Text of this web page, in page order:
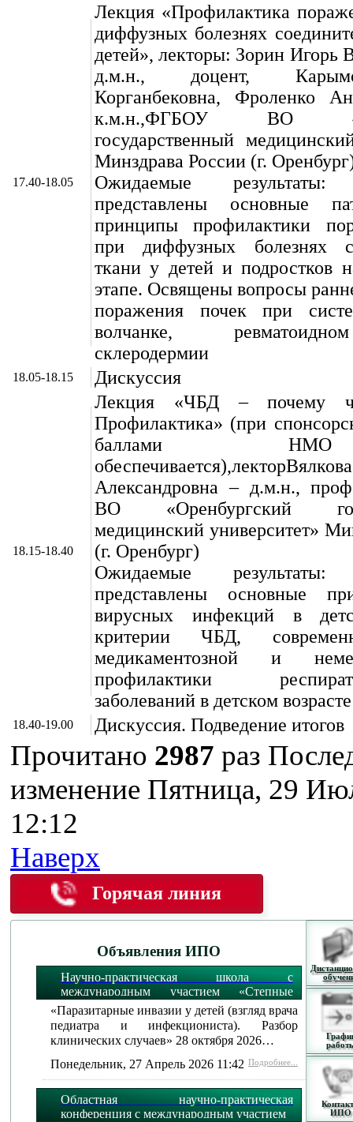
17.40-18.05
Лекция «Профилактика
диффузных болезнях
детей», лекторы: Зорин Игорь
д.м.н., доцент,
Корганбековна, Фроленко
к.м.н.,ФГБОУ ВО
государственный
Минздрава России (г.
Ожидаемые
представлены основные
принципы профилактики
при диффузных болезнях
ткани у детей и подростков
этапе. Освящены вопросы
поражения почек при
волчанке,
склеродермии
18.05-18.15 Дискуссия
18.15-18.40
Лекция «ЧБД – почему
Профилактика» (при
баллами
Александровна – д.м.н.,
ВО «Оренбургский
медицинский университет»
(г. Оренбург)
Ожидаемые
представлены основные
вирусных инфекций в
критерии ЧБД,
медикаментозной и
профилактики
заболеваний в детском возрасте
18.40-19.00 Дискуссия. Подведение итогов
Прочитано 2987 раз
изменение Пятница, 29
12:12
Наверх
Горячая линия
Объявления ИПО
Научно-практическая школа с
международным участием «Степные
огни»:
«Паразитарные инвазии у детей (взгляд врача
педиатра и инфекциониста). Разбор
клинических случаев» 28 октября 2026…
Понедельник, 27 Апрель 2026 11:42 Подробнее...
Областная научно-практическая
конференция с международным участием
ИПО